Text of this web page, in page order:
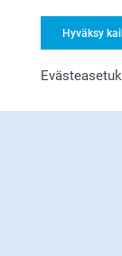
Hyväksy
Kirjoita